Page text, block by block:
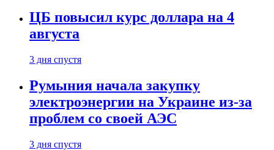
ЦБ повысил курс доллара на 4
августа
3 дня спустя
Румыния начала закупку
электроэнергии на Украине из-за
проблем со своей АЭС
3 дня спустя